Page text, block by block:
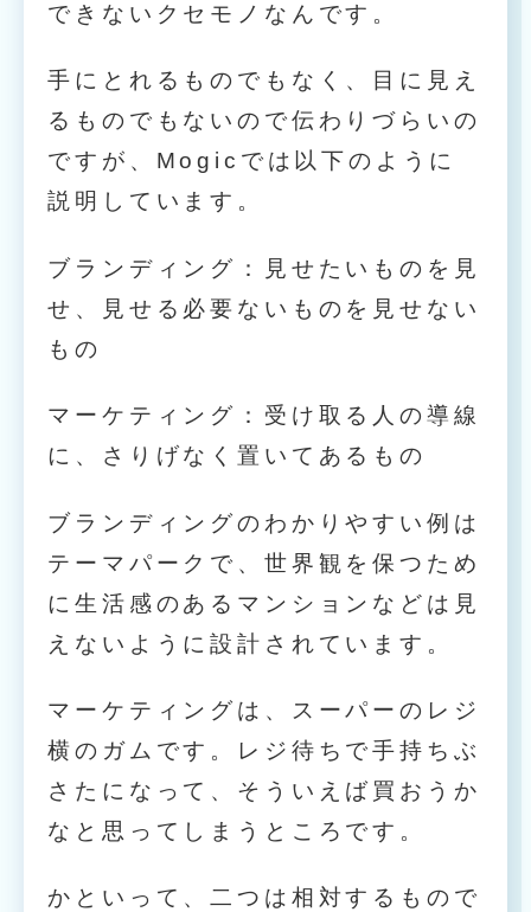
できないクセモノなんです。
手にとれるものでもなく、目に見え
るものでもないので伝わりづらいの
ですが、Mogicでは以下のように
説明しています。
ブランディング：見せたいものを見
せ、見せる必要ないものを見せない
もの
マーケティング：受け取る人の導線
に、さりげなく置いてあるもの
ブランディングのわかりやすい例は
テーマパークで、世界観を保つため
に生活感のあるマンションなどは見
えないように設計されています。
マーケティングは、スーパーのレジ
横のガムです。レジ待ちで手持ちぶ
さたになって、そういえば買おうか
なと思ってしまうところです。
かといって、二つは相対するもので